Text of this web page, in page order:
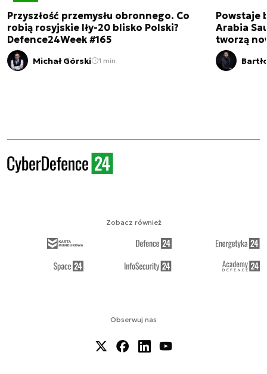
Przyszłość przemysłu obronnego. Co
robią rosyjskie Iły-20 blisko Polski?
Defence24Week #165
Michał Górski 1 min.
Powstaje
Arabia
tworzą
Obserwuj nas
Zobacz również